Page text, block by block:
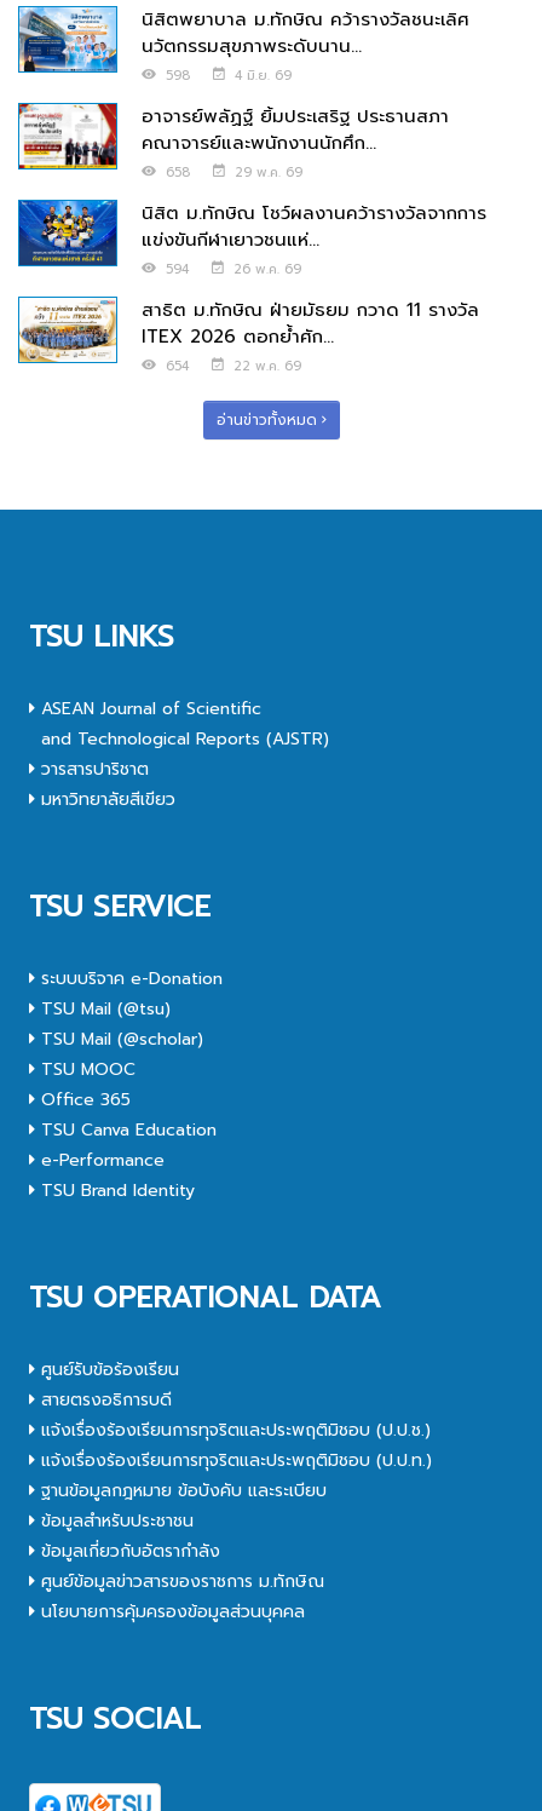
นิสิตพยาบาล ม.ทักษิณ คว้ารางวัลชนะเลิศ
นวัตกรรมสุขภาพระดับนาน...
598 4 มิ.ย. 69
อาจารย์พลัฏฐ์ ยิ้มประเสริฐ ประธานสภา
คณาจารย์และพนักงานนักศึก...
658 29 พ.ค. 69
นิสิต ม.ทักษิณ โชว์ผลงานคว้ารางวัลจากการ
แข่งขันกีฬาเยาวชนแห่...
594 26 พ.ค. 69
สาธิต ม.ทักษิณ ฝ่ายมัธยม กวาด 11 รางวัล
ITEX 2026 ตอกย้ำศัก...
654 22 พ.ค. 69
อ่านข่าวทั้งหมด
TSU LINKS
ASEAN Journal of Scientific
and Technological Reports (AJSTR)
วารสารปาริชาต
มหาวิทยาลัยสีเขียว
TSU SERVICE
ระบบบริจาค e-Donation
TSU Mail (@tsu)
TSU Mail (@scholar)
TSU MOOC
Office 365
TSU Canva Education
e-Performance
TSU Brand Identity
TSU OPERATIONAL DATA
ศูนย์รับข้อร้องเรียน
สายตรงอธิการบดี
แจ้งเรื่องร้องเรียนการทุจริตและประพฤติมิชอบ (ป.ป.ช.)
แจ้งเรื่องร้องเรียนการทุจริตและประพฤติมิชอบ (ป.ป.ท.)
ฐานข้อมูลกฎหมาย ข้อบังคับ และระเบียบ
ข้อมูลสำหรับประชาชน
ข้อมูลเกี่ยวกับอัตรากำลัง
ศูนย์ข้อมูลข่าวสารของราชการ ม.ทักษิณ
นโยบายการคุ้มครองข้อมูลส่วนบุคคล
TSU SOCIAL